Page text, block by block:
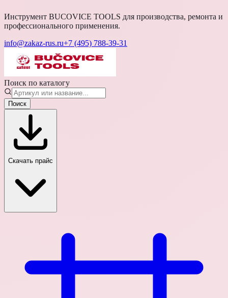
Инструмент BUCOVICE TOOLS для производства, ремонта и
профессионального применения.
info@zakaz-rus.ru+7 (495) 788-39-31
Поиск по каталогу
Поиск
Скачать прайс